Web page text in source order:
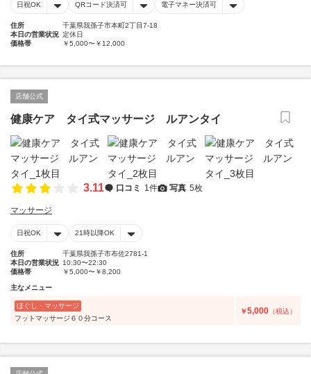
日祝OK QRコード決済可 電子マネー決済可
住所
千葉県我孫子市本町2丁目7-18
本日の営業状況 定休日
価格帯
￥5,000〜￥12,000
店舗公式
健康ケア タイ式マッサージ ルアンタイ
3.11 口コミ 1件 写真 5枚
マッサージ
日祝OK 21時以降OK
住所
千葉県我孫子市布佐2781-1
本日の営業状況 10:30〜22:30
価格帯
￥5,000〜￥8,200
主なメニュー
ほぐし・マッサージ
フットマッサージ６０分コース
￥5,000 （税込）